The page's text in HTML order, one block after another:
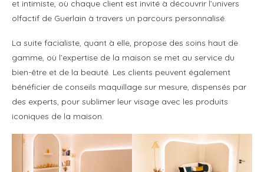
et intimiste, où chaque client est invité à découvrir l’univers
olfactif de Guerlain à travers un parcours personnalisé.
La suite facialiste, quant à elle, propose des soins haut de
gamme, où l’expertise de la maison se met au service du
bien-être et de la beauté. Les clients peuvent également
bénéficier de conseils maquillage sur mesure, dispensés par
des experts, pour sublimer leur visage avec les produits
iconiques de la maison.